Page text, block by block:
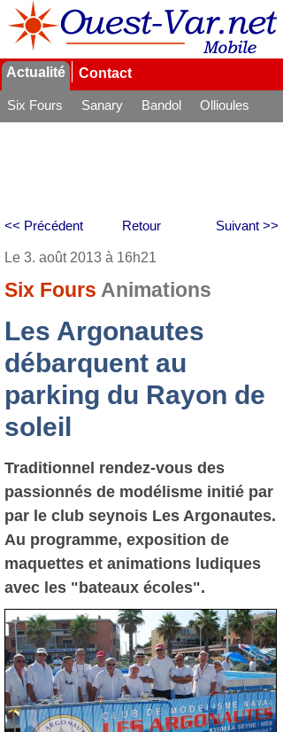
Actualité Contact
Six Fours Sanary Bandol
Ollioules
Retour
<< Précédent Suivant >>
Le 3. août 2013 à 16h21
Six Fours Animations
Les Argonautes
débarquent au
parking du Rayon de
soleil
Traditionnel rendez-vous des
passionnés de modélisme initié par
par le club seynois Les Argonautes.
Au programme, exposition de
maquettes et animations ludiques
avec les "bateaux écoles".